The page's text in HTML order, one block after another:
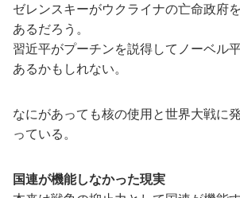
ゼレンスキーがウクライナの亡命政府
あるだろう。
習近平がプーチンを説得してノーベル
あるかもしれない。
なにがあっても核の使用と世界大戦に
っている。
国連が機能しなかった現実